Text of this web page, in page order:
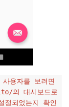
용자를 보려면
의 대시보드로
정되었는지 확인